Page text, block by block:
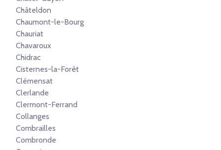
Châteldon
Chaumont-le-Bourg
Chauriat
Chavaroux
Chidrac
Cisternes-la-Forêt
Clémensat
Clerlande
Clermont-Ferrand
Collanges
Combrailles
Combronde